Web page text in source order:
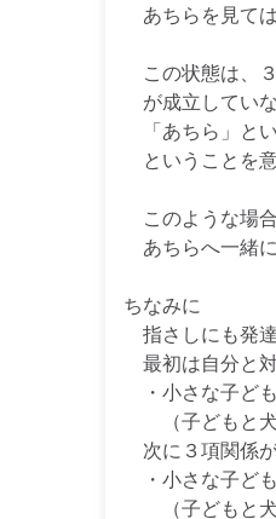
あちらを見て
この状態は、
が成立してい
「あちら」と
ということを意
このような場
あちらへ一緒
ちなみに
指さしにも発達
最初は自分と
・小さな子ど
（子どもと犬
次に３項関係が
・小さな子ど
（子どもと犬